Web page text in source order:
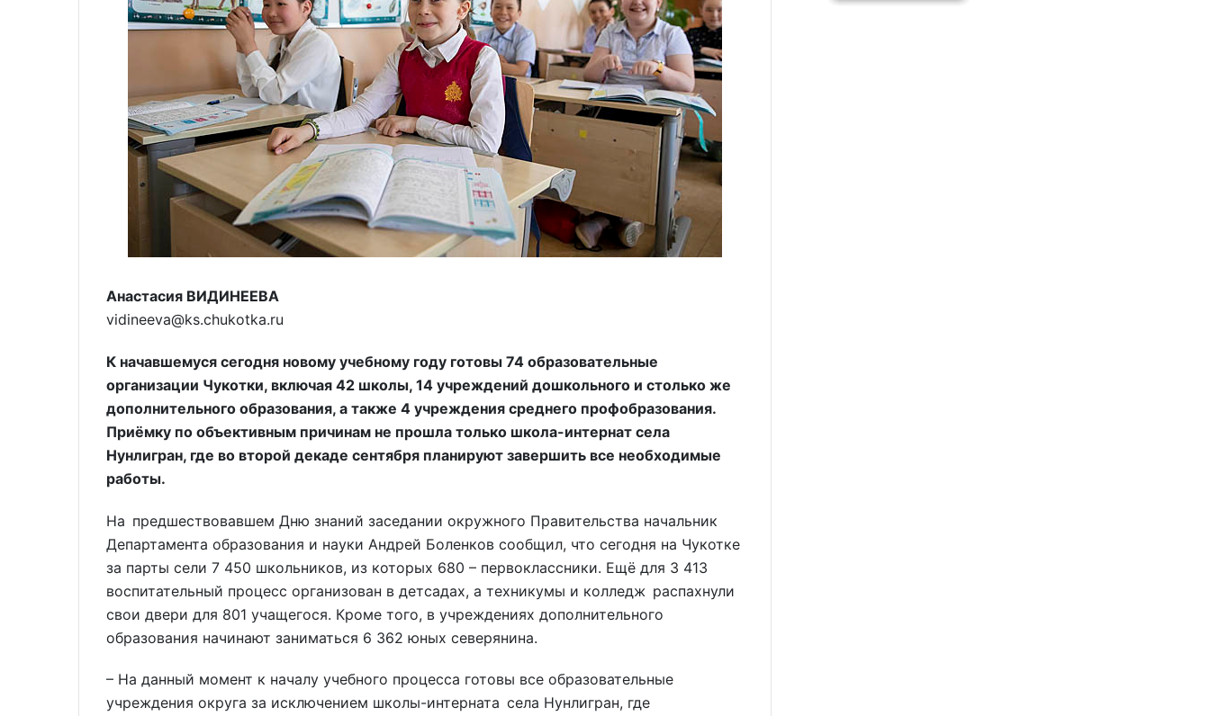
Анастасия ВИДИНЕЕВА
vidineeva@ks.chukotka.ru
К начавшемуся сегодня новому учебному году готовы 74 образовательные
организации Чукотки, включая 42 школы, 14 учреждений дошкольного и столько же
дополнительного образования, а также 4 учреждения среднего профобразования.
Приёмку по объективным причинам не прошла только школа-интернат села
Нунлигран, где во второй декаде сентября планируют завершить все необходимые
работы.
На предшествовавшем Дню знаний заседании окружного Правительства начальник
Департамента образования и науки Андрей Боленков сообщил, что сегодня на Чукотке
за парты сели 7 450 школьников, из которых 680 – первоклассники. Ещё для 3 413
воспитательный процесс организован в детсадах, а техникумы и колледж распахнули
свои двери для 801 учащегося. Кроме того, в учреждениях дополнительного
образования начинают заниматься 6 362 юных северянина.
– На данный момент к началу учебного процесса готовы все образовательные
учреждения округа за исключением школы-интерната села Нунлигран, где